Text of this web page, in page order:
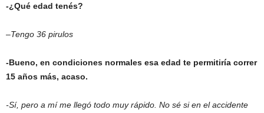
-¿Qué edad tenés?
–Tengo 36 pirulos
-Bueno, en condiciones normales esa edad te permitiría correr
15 años más, acaso.
-Sí, pero a mí me llegó todo muy rápido. No sé si en el accidente